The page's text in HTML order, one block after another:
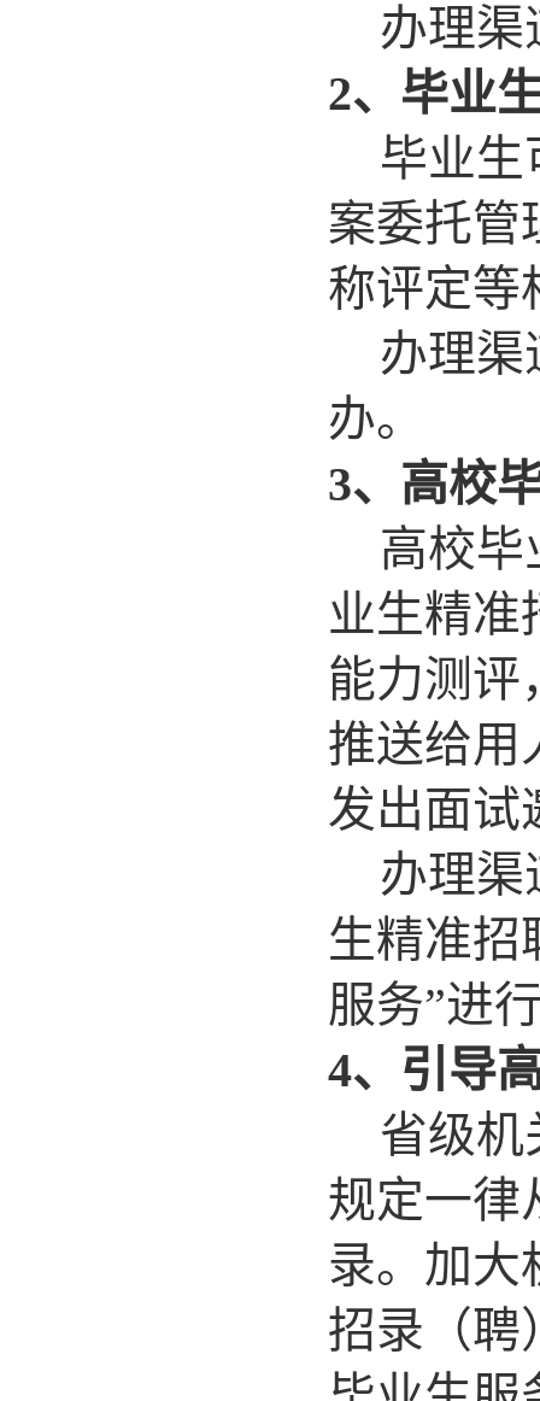
办理
2、毕业
毕业生
案委托管
称评定等
办理渠
办。
3、高校
高校毕
业生精准
能力测评
推送给用
发出面试
办理渠
生精准招
服务”进
4、引导
省级机
规定一律
录。加大
招录（聘